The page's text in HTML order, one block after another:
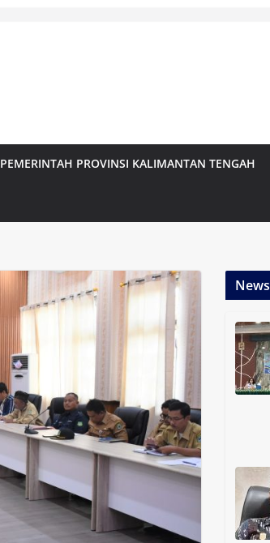
PEMERINTAH PROVINSI KALIMANTAN TENGAH
News